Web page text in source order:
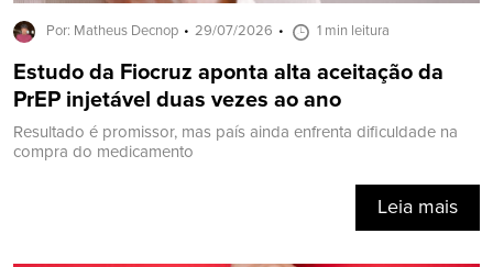
Por: Matheus Decnop 29/07/2026 1 min leitura
Estudo da Fiocruz aponta alta aceitação da
PrEP injetável duas vezes ao ano
Resultado é promissor, mas país ainda enfrenta dificuldade na
compra do medicamento
Leia mais